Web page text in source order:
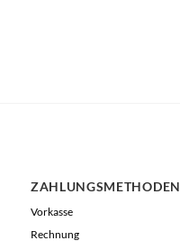
ZAHLUNGSMETHODEN
Vorkasse
Rechnung